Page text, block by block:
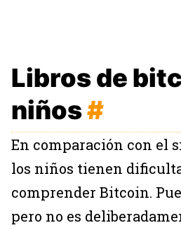
Libros de
niños#
En comparación con el
los niños tienen
comprender Bitcoin.
pero no es